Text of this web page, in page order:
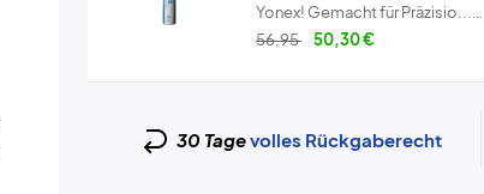
Yonex! Gemacht für Präzisio...
Info
56,95 50,30€
30 Tagevolles Rückgaberecht